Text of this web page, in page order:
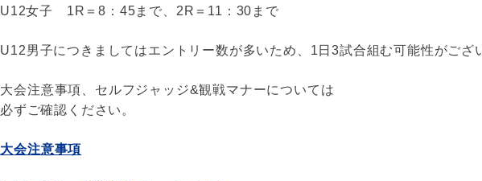
U12女子 1R＝8：45まで、2R＝11：30まで
U12男子につきましてはエントリー数が多いため、1日3試合組む可能性がござ
大会注意事項、セルフジャッジ&観戦マナーについては
必ずご確認ください。
大会注意事項